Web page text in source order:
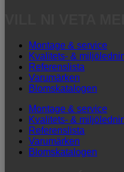
Montage & service
Kvalitets- &
Referenslista
Varumärken
Blomskatalogen
Montage & service
Kvalitets- &
Referenslista
Varumärken
Blomskatalogen